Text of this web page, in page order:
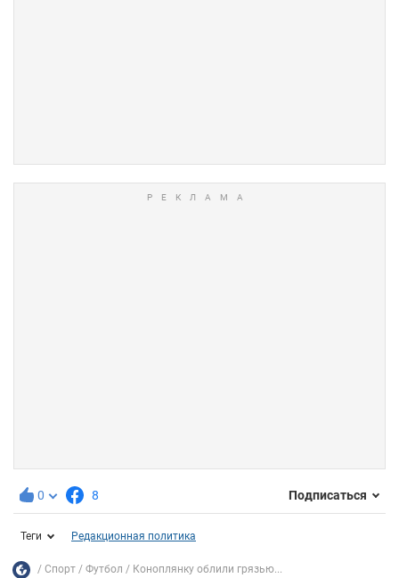
0 8 Подписаться
Теги Редакционная политика
Спорт Футбол Коноплянку облили грязью...